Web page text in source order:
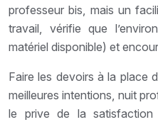
professeur bis, mais un
travail, vérifie que
matériel disponible) et
Faire les devoirs à la place
meilleures intentions, nuit
le prive de la